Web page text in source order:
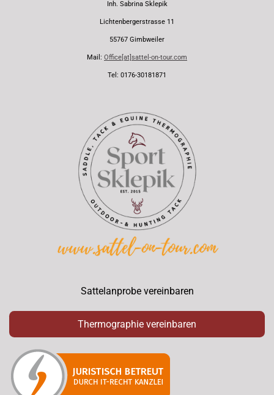
Inh. Sabrina Sklepik
Lichtenbergerstrasse 11
55767 Gimbweiler
Mail: Office[at]sattel-on-tour.com
Tel: 0176-30181871
Sattelanprobe vereinbaren
Thermographie vereinbaren